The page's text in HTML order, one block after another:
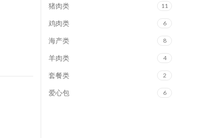
猪肉类 11
鸡肉类 6
海产类 8
羊肉类 4
套餐类 2
爱心包 6